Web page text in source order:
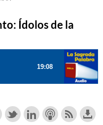
Ídolos de la